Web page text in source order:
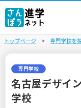
トップページ 専門学校を
専門学校
名古屋デザイ
学校